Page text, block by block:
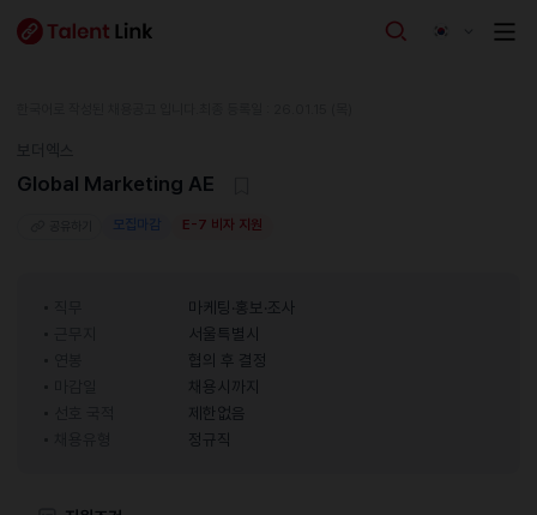
Global Marketing AE
모집마감 E-7 비자 지원
마케팅·홍보·조사
서울특별시
협의 후 결정
채용시까지
제한없음
정규직